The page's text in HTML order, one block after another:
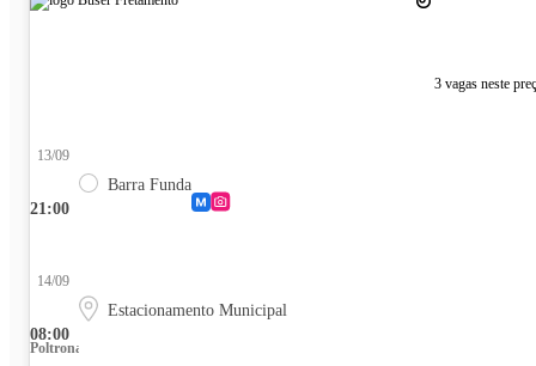
3 vagas neste
21:00
13/09
Barra Funda
08:00
14/09
Estacionamento Municipal
Poltrona